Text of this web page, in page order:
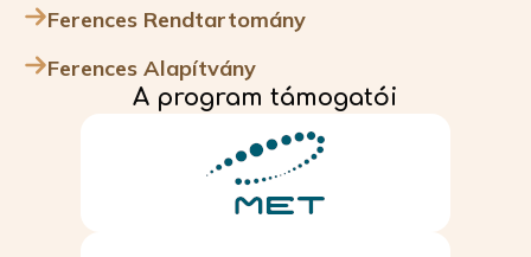
Ferences Rendtartomány
Ferences Alapítvány
A program támogatói